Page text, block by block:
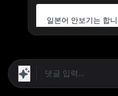
일본어 안보기는 합
상단 광고의 [X] 버튼을 누르